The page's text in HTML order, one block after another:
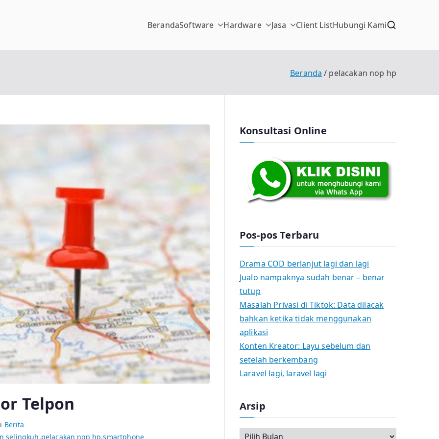
BerandaSoftware Hardware Jasa Client ListHubungi Kami
Beranda pelacakan nop hp
Telpon
Berita
selingkuh,pelacakan nop hp,smartphone
Konsultasi Online
Pos-pos Terbaru
Drama COD berlanjut lagi dan lagi
Jualo nampaknya sudah benar – benar
tutup
Masalah Privasi di Tiktok: Data dilacak
bahkan ketika tidak menggunakan
aplikasi
Konten Kreator: Layu sebelum dan
setelah berkembang
Laravel lagi, laravel lagi
Arsip